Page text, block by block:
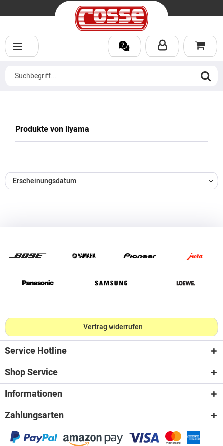
Produkte von iiyama
Vertrag widerrufen
Service Hotline
Shop Service
Informationen
Zahlungsarten